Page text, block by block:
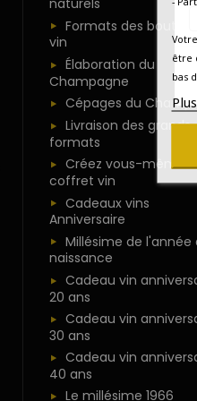
naturels
Formats des
vin
Élaboration du
Champagne
Cépages du
Livraison des grands
formats
Créez vous-même
coffret vin
Cadeaux vins
Anniversaire
Millésime de l'année
naissance
Cadeau vin
20 ans
Cadeau vin
30 ans
Cadeau vin
40 ans
Le millésime 1966
être
bas